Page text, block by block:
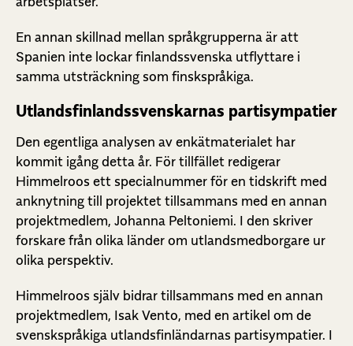
En annan skillnad mellan språkgrupperna är att
Spanien inte lockar finlandssvenska utflyttare i
samma utsträckning som finskspråkiga.
Utlandsfinlandssvenskarnas partisympatier
Den egentliga analysen av enkätmaterialet har
kommit igång detta år. För tillfället redigerar
Himmelroos ett specialnummer för en tidskrift med
anknytning till projektet tillsammans med en annan
projektmedlem, Johanna Peltoniemi. I den skriver
forskare från olika länder om utlandsmedborgare ur
olika perspektiv.
Himmelroos själv bidrar tillsammans med en annan
projektmedlem, Isak Vento, med en artikel om de
svenskspråkiga utlandsfinländarnas partisympatier. I